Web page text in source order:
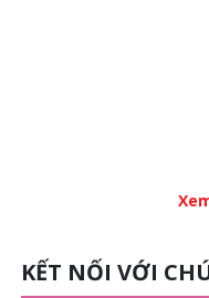
KẾT NỐI VỚI